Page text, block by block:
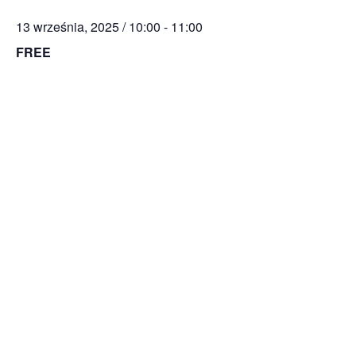
13 września, 2025 / 10:00 - 11:00
FREE